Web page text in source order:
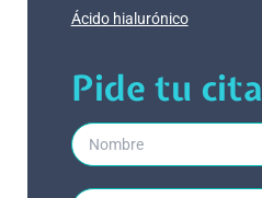
Ácido hialurónico
Pide tu cita